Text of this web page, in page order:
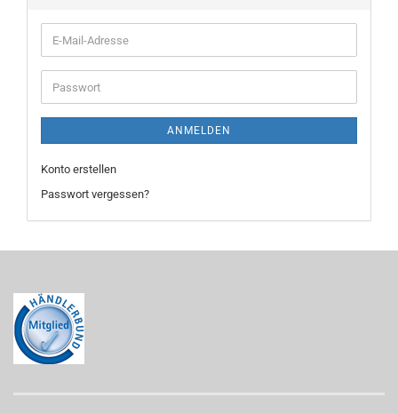
E-
Mail-
Adresse
Passwort
ANMELDEN
Konto erstellen
Passwort vergessen?